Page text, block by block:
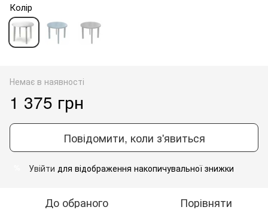
Колір
Немає в наявності
1 375 грн
Повідомити, коли з'явиться
Увійти для відображення накопичувальної знижки
До обраного Порівняти